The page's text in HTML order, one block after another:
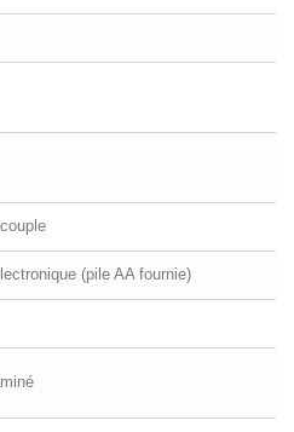
(pile AA fournie)